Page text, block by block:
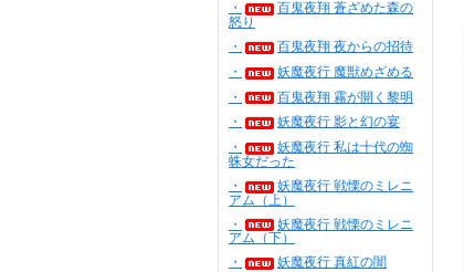
・
百鬼夜翔 蒼ざめた森の
怒り
・
百鬼夜翔 夜からの招待
・
妖魔夜行 魔獣めざめる
・
百鬼夜翔 霧が開く黎明
・
妖魔夜行 影と幻の宴
・
妖魔夜行 私は十代の蜘
蛛女だった
・
妖魔夜行 戦慄のミレニ
アム（上）
・
妖魔夜行 戦慄のミレニ
アム（下）
・
妖魔夜行 真紅の闇